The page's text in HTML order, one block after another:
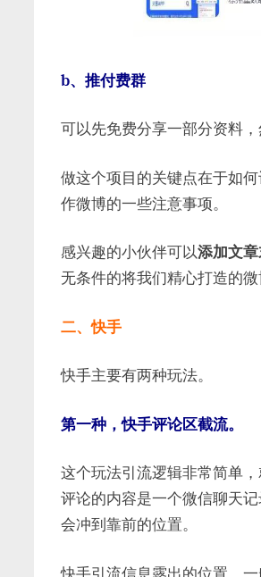
b、推付费群
可以先免费分享一部分资料，
做这个项目的关键点在于如
作微博的一些注意事项。
感兴趣的小伙伴可以添加文
无条件的将我们精心打造的微
二、快手
快手主要有两种玩法。
第一种，快手评论区截流。
这个玩法引流逻辑非常简单
评论的内容是一个微信聊天
会冲到靠前的位置。